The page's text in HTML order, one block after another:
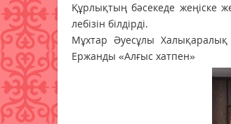
Құрлықтың бәсекеде жеңіске
лебізін білдірді.
Мұхтар Әуесұлы
Ержанды «Алғыс хатпен»